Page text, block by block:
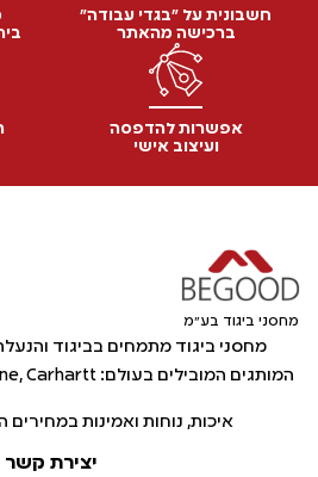
חשבונית על "בגדי עבודה"
ברכישה מהאתר
בית
אפשרות להדפסה
ועיצוב אישי
מחסני ביגוד בע"מ
מחסני ביגוד מתמחים בביגוד
המותגים המובילים בעולם: Redback, Blundstone, Carhartt ועוד.
איכות, נוחות ואמינות
יצירת קשר